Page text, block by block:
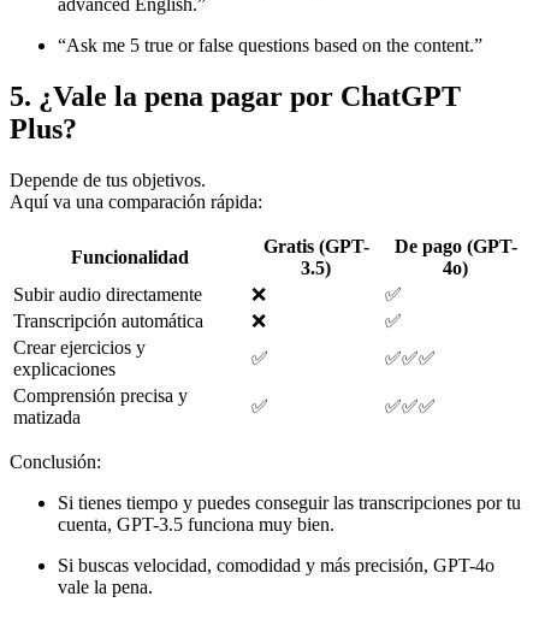
“Ask me 5 true or false questions based on the content.”
5. ¿Vale la pena pagar por ChatGPT
Plus?
Depende de tus objetivos.
Aquí va una comparación rápida:
Funcionalidad
Gratis (GPT-
3.5)
De pago (GPT-
4o)
Subir audio directamente
❌
✅
Transcripción automática
❌
✅
Crear ejercicios y
explicaciones
✅
✅✅✅
Comprensión precisa y
matizada
✅ ✅✅✅
Conclusión:
Si tienes tiempo y puedes conseguir las transcripciones por tu
cuenta, GPT-3.5 funciona muy bien.
Si buscas velocidad, comodidad y más precisión, GPT-4o
vale la pena.